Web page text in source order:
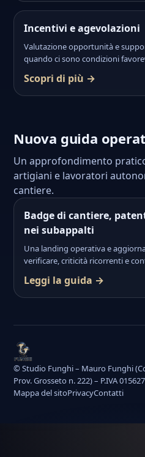
Incentivi e agevolazioni
Valutazione opportunità e
quando ci sono condizioni
Scopri di più →
Nuova guida
Un approfondimento
artigiani e lavoratori
cantiere.
Badge di cantiere,
nei subappalti
Una landing operativa e
verificare, criticità ricorrenti e
Leggi la guida →
© Studio Funghi – Mauro Funghi
Prov. Grosseto n. 222) – P.IVA
Mappa del sitoPrivacyContatti